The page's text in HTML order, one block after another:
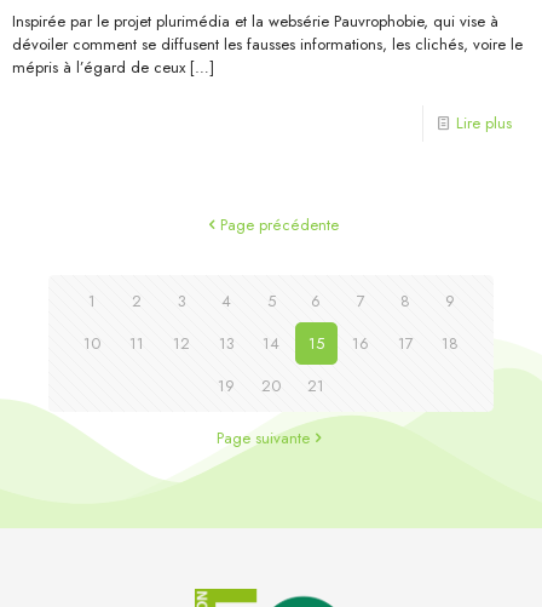
Inspirée par le projet plurimédia et la websérie Pauvrophobie, qui vise à
dévoiler comment se diffusent les fausses informations, les clichés, voire le
mépris à l’égard de ceux[…]
Lire plus
Page précédente
1 2 3 4 5 6 7 8
9
10
11 12 13 14 15 16 17
18
19
20 21
Page suivante